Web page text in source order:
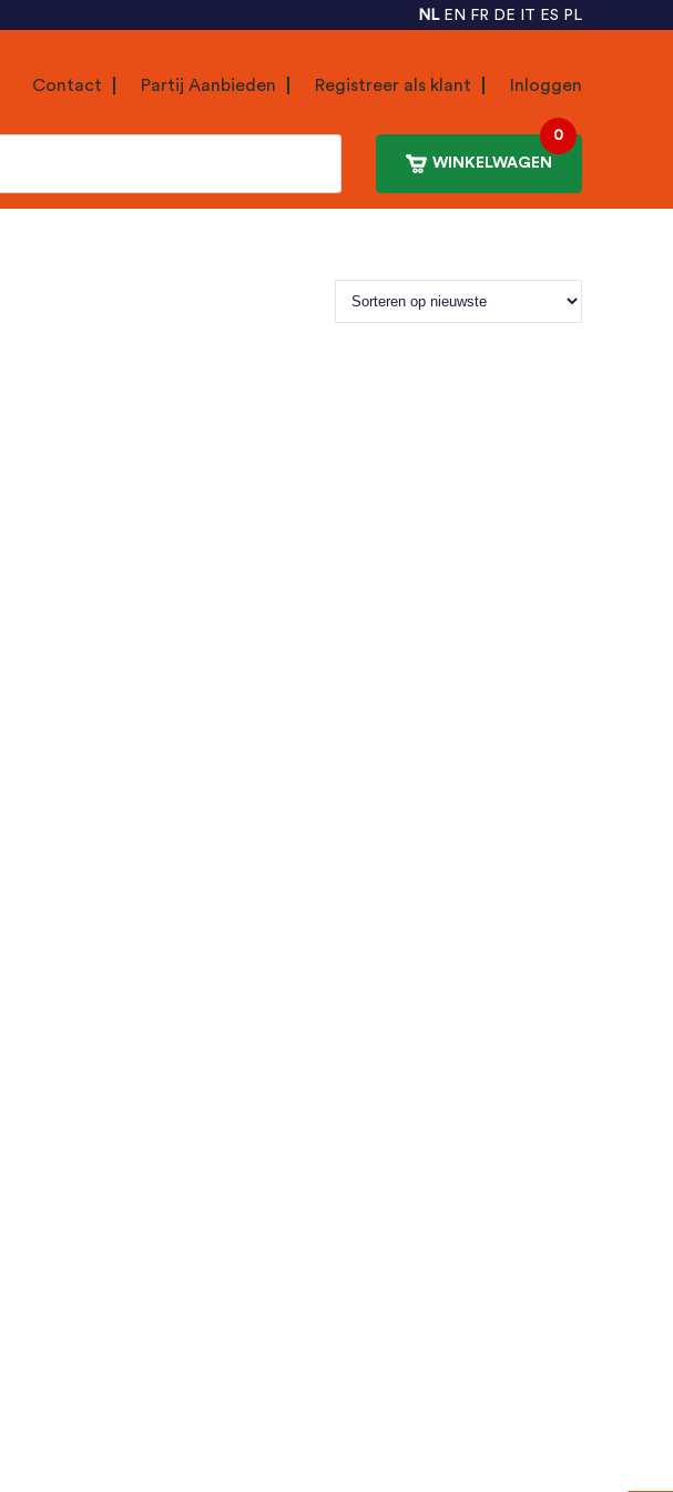
NL EN FR DE IT ES PL
Contact Partij Aanbieden Registreer als klant Inloggen
WINKELWAGEN
0